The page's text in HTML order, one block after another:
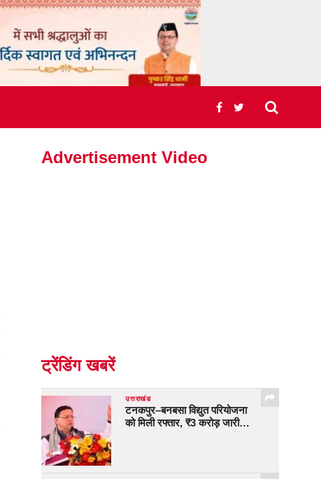
Advertisement Video
ट्रेंडिंग खबरें
उत्तराखंड
टनकपुर–बनबसा विद्युत परियोजना
को मिली रफ्तार, ₹3 करोड़ जारी…